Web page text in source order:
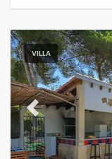
VILLA
Previous